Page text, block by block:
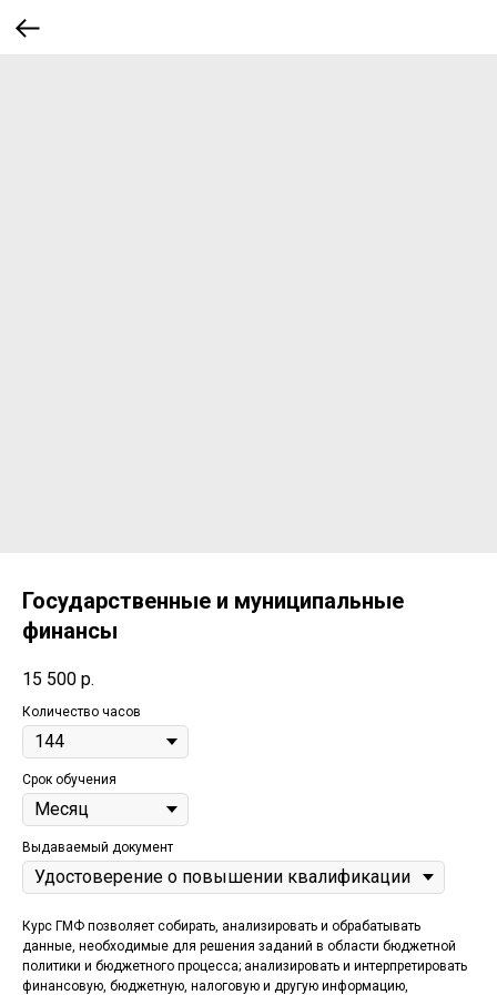
Государственные и муниципальные
финансы
15 500 р.
Количество часов
Срок обучения
Выдаваемый документ
Курс ГМФ позволяет собирать, анализировать и обрабатывать
данные, необходимые для решения заданий в области бюджетной
политики и бюджетного процесса; анализировать и интерпретировать
финансовую, бюджетную, налоговую и другую информацию,